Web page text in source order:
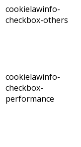
cookielawinfo-
checkbox-others
cookielawinfo-
checkbox-
performance